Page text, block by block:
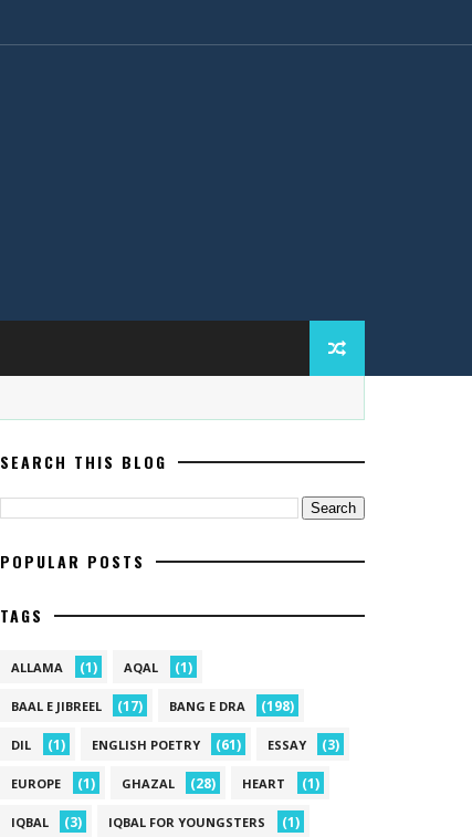
SEARCH THIS BLOG
POPULAR POSTS
TAGS
ALLAMA (1) AQAL (1)
BAAL E JIBREEL (17) BANG E DRA (198)
DIL (1) ENGLISH POETRY (61) ESSAY (3)
EUROPE (1) GHAZAL (28) HEART (1)
IQBAL (3) IQBAL FOR YOUNGSTERS (1)